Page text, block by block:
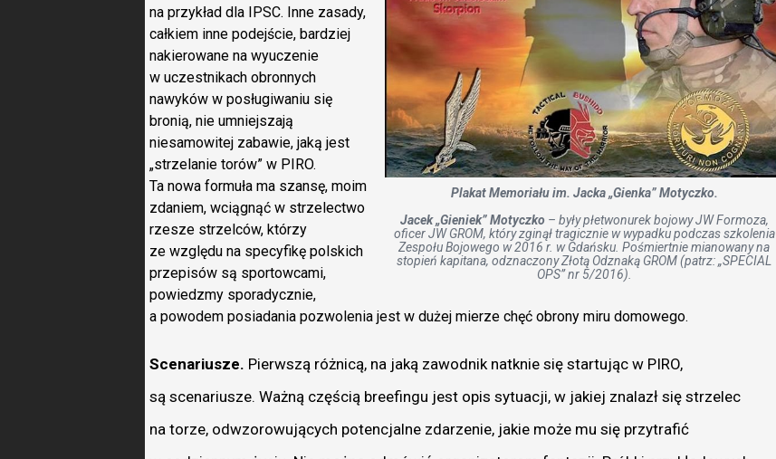
Plakat Memoriału im. Jacka „Gienka” Motyczko.
Jacek „Gieniek” Motyczko– były płetwonurek bojowy JW Formoza,
oficer JW GROM, który zginął tragicznie w wypadku podczas szkolenia
Zespołu Bojowego w 2016 r. w Gdańsku. Pośmiertnie mianowany na
stopień kapitana, odznaczony Złotą Odznaką GROM (patrz: „SPECIAL
OPS” nr 5/2016).
na przykład dla IPSC. Inne zasady,
całkiem inne podejście, bardziej
nakierowane na wyuczenie
w uczestnikach obronnych
nawyków w posługiwaniu się
bronią, nie umniejszają
niesamowitej zabawie, jaką jest
„strzelanie torów” w PIRO.
Ta nowa formuła ma szansę, moim
zdaniem, wciągnąć w strzelectwo
rzesze strzelców, którzy
ze względu na specyfikę polskich
przepisów są sportowcami,
powiedzmy sporadycznie,
a powodem posiadania pozwolenia jest w dużej mierze chęć obrony miru domowego.
Scenariusze. Pierwszą różnicą, na jaką zawodnik natknie się startując w PIRO,
są scenariusze. Ważną częścią breefingu jest opis sytuacji, w jakiej znalazł się strzelec
na torze, odwzorowujących potencjalne zdarzenie, jakie może mu się przytrafić